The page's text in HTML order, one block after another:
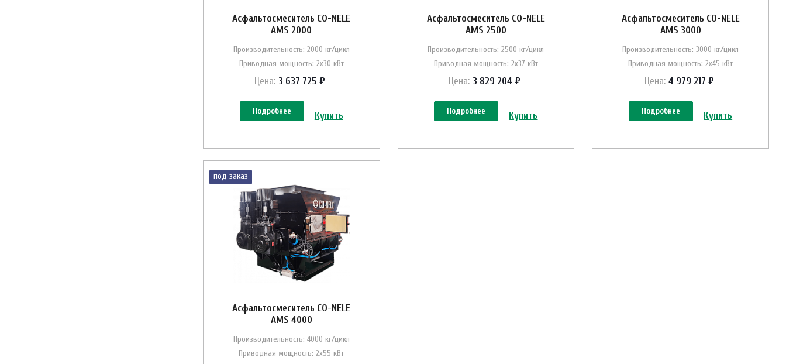
Асфальтосмеситель CO-NELE
AMS 2000
Производительность: 2000 кг/цикл
Приводная мощность: 2х30 кВт
Цена: 3 637 725 ₽
Подробнее Купить
Асфальтосмеситель CO-NELE
AMS 2500
Производительность: 2500 кг/цикл
Приводная мощность: 2х37 кВт
Цена: 3 829 204 ₽
Подробнее Купить
Асфальтосмеситель CO-NELE
AMS 3000
Производительность: 3000 кг/цикл
Приводная мощность: 2х45 кВт
Цена: 4 979 217 ₽
Подробнее Купить
под заказ
Асфальтосмеситель CO-NELE
AMS 4000
Производительность: 4000 кг/цикл
Приводная мощность: 2х55 кВт